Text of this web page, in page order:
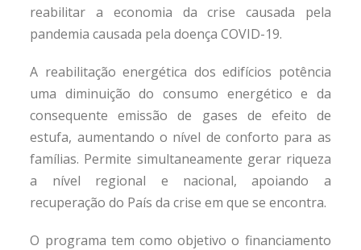
reabilitar a economia da crise causada pela
pandemia causada pela doença COVID-19.
A reabilitação energética dos edifícios potência
uma diminuição do consumo energético e da
consequente emissão de gases de efeito de
estufa, aumentando o nível de conforto para as
famílias. Permite simultaneamente gerar riqueza
a nível regional e nacional, apoiando a
recuperação do País da crise em que se encontra.
O programa tem como objetivo o financiamento